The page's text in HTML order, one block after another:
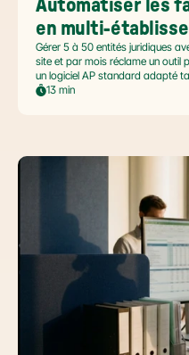
Automatiser les
en multi-
Gérer 5 à 50 entités juridiques
site et par mois réclame un outil
un logiciel AP standard adapté
automatiser sans casser la
13 min